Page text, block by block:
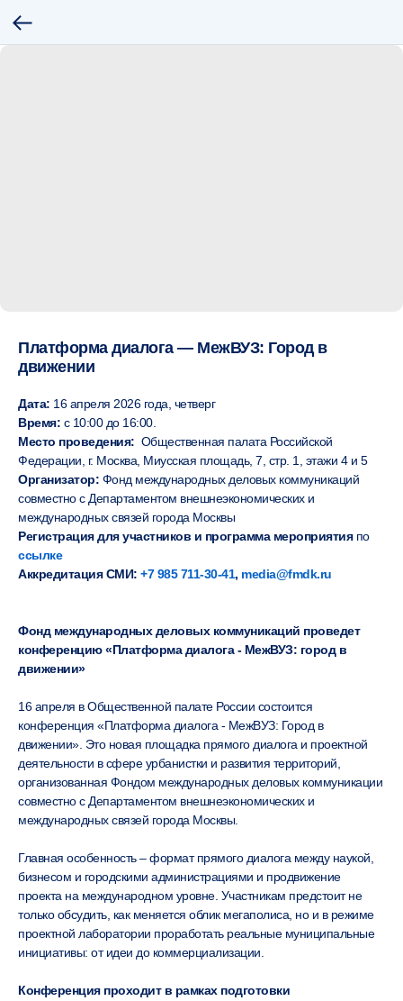
Платформа диалога — МежВУЗ: Город в
движении
Дата: 16 апреля 2026 года, четверг
Время: с 10:00 до 16:00.
Место проведения: Общественная палата Российской
Федерации, г. Москва, Миусская площадь, 7, стр. 1, этажи 4 и 5
Организатор: Фонд международных деловых коммуникаций
совместно с Департаментом внешнеэкономических и
международных связей города Москвы
Регистрация для участников и программа мероприятия по
ссылке
Аккредитация СМИ: +7 985 711-30-41, media@fmdk.ru
Фонд международных деловых коммуникаций проведет
конференцию «Платформа диалога - МежВУЗ: город в
движении»
16 апреля в Общественной палате России состоится
конференция «Платформа диалога - МежВУЗ: Город в
движении». Это новая площадка прямого диалога и проектной
деятельности в сфере урбанистки и развития территорий,
организованная Фондом международных деловых коммуникации
совместно с Департаментом внешнеэкономических и
международных связей города Москвы.
Главная особенность – формат прямого диалога между наукой,
бизнесом и городскими администрациями и продвижение
проекта на международном уровне. Участникам предстоит не
только обсудить, как меняется облик мегаполиса, но и в режиме
проектной лаборатории проработать реальные муниципальные
инициативы: от идеи до коммерциализации.
Конференция проходит в рамках подготовки